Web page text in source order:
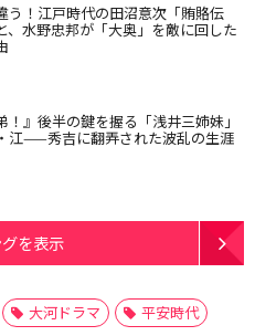
う！江戸時代の田沼意次「賄賂伝
、水野忠邦が「大奥」を敵に回した
！』後半の鍵を握る「浅井三姉妹」
江——秀吉に翻弄された波乱の生涯
を表示
大河ドラマ
平安時代